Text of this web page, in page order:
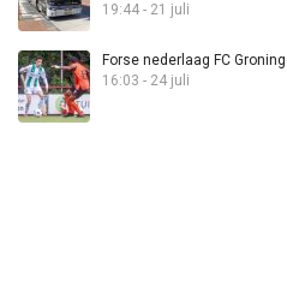
19:44 - 21 juli
Forse nederlaag FC
16:03 - 24 juli